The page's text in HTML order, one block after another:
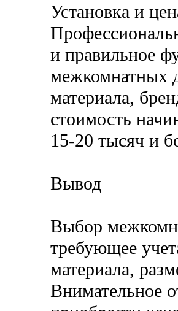
Установка и
и правильное
межкомнатных
материала,
стоимость
15-20 тысяч и
Вывод
Выбор
требующее
материала,
Внимательное